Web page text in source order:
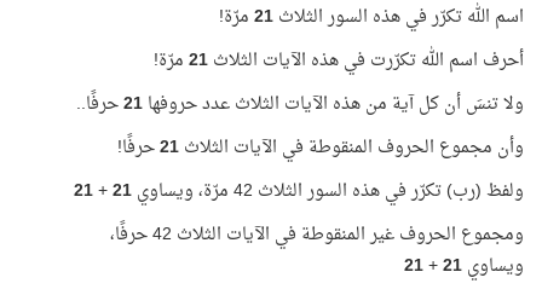
اسم الله تكرّر في هذه السور الثلاث21مرّة!
أحرف اسم الله تكرّرت في هذه الآيات الثلاث21مرّة!
ولا تنسَ أن كل آية من هذه الآيات الثلاث عدد حروفها21حرفًا..
وأن مجموع الحروف المنقوطة في الآيات الثلاث21حرفًا!
ولفظ (رب) تكرّر في هذه السور الثلاث 42 مرّة، ويساوي
21
+
21
ومجموع الحروف غير المنقوطة في الآيات الثلاث 42 حرفًا،
ويساوي21
+
21